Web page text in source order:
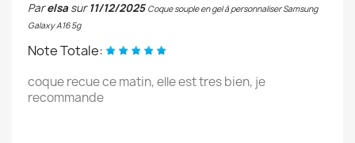
Parelsasur11/12/2025 Coque souple en gel à personnaliser Samsung
Galaxy A16 5g
Note Totale:
coque recue ce matin, elle est tres bien, je
recommande